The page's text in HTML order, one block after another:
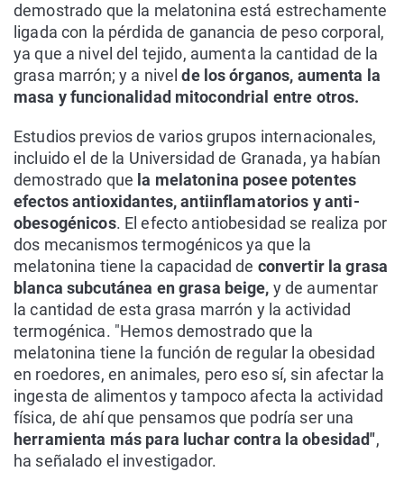
demostrado que la melatonina está estrechamente
ligada con la pérdida de ganancia de peso corporal,
ya que a nivel del tejido, aumenta la cantidad de la
grasa marrón; y a nivelde los órganos, aumenta la
masa y funcionalidad mitocondrial entre otros.
Estudios previos de varios grupos internacionales,
incluido el de la Universidad de Granada, ya habían
demostrado que la melatonina posee potentes
efectos antioxidantes, antiinflamatorios y anti-
obesogénicos. El efecto antiobesidad se realiza por
dos mecanismos termogénicos ya que la
melatonina tiene la capacidad de convertir la grasa
blanca subcutánea en grasa beige, y de aumentar
la cantidad de esta grasa marrón y la actividad
termogénica. "Hemos demostrado que la
melatonina tiene la función de regular la obesidad
en roedores, en animales, pero eso sí, sin afectar la
ingesta de alimentos y tampoco afecta la actividad
física, de ahí que pensamos que podría ser una
herramienta más para luchar contra la obesidad",
ha señalado el investigador.